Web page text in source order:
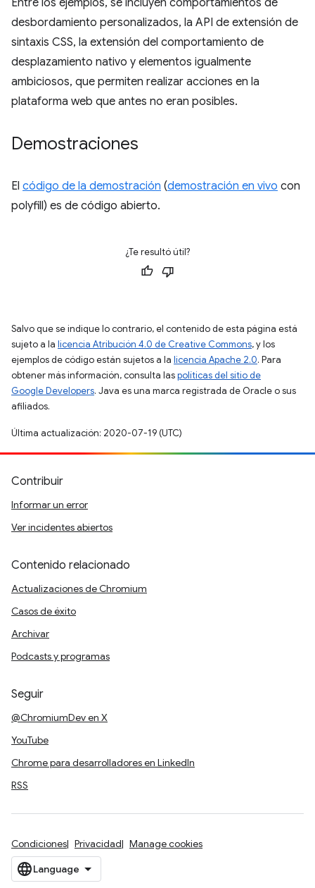
desbordamiento personalizados, la API de extensión de
sintaxis CSS, la extensión del comportamiento de
desplazamiento nativo y elementos igualmente
ambiciosos, que permiten realizar acciones en la
plataforma web que antes no eran posibles.
Demostraciones
El código de la demostración (demostración en vivo con
polyfill) es de código abierto.
¿Te resultó útil?
Salvo que se indique lo contrario, el contenido de esta página está
sujeto a la licencia Atribución 4.0 de Creative Commons, y los
ejemplos de código están sujetos a la licencia Apache 2.0. Para
obtener más información, consulta laspolíticas del sitio de
Google Developers. Java es una marca registrada de Oracle o sus
afiliados.
Última actualización: 2020-07-19 (UTC)
Contribuir
Informar un error
Ver incidentes abiertos
Contenido relacionado
Actualizaciones de Chromium
Casos de éxito
Archivar
Podcasts y programas
Seguir
@ChromiumDev en X
YouTube
Chrome para desarrolladores en LinkedIn
RSS
Condiciones Privacidad Manage cookies